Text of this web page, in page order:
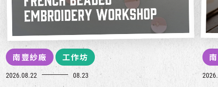
南豐紗廠 工作坊
2026.08.22 08.23